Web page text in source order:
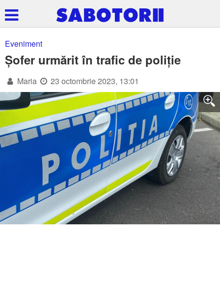
Eveniment
Șofer urmărit în trafic de poliție
Maria 23 octombrie 2023, 13:01